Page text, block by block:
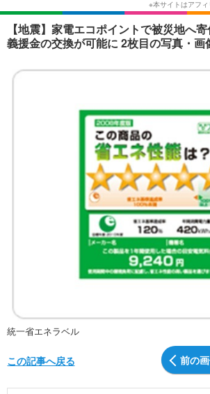
音楽
ライフTOP
ペット
リリース一覧
プッシュ通知の停止方法
【地震】家電エコポイントで被災地へ
義援金の交換が可能に 2枚目の写真・画
統一省エネラベル
前の
この記事へ戻る